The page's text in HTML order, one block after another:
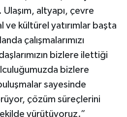
altyapı, çevre
ve kültürel yatırımlar başta
çalışmalarımızı
bizlere ilettiği
bizlere
sayesinde
çözüm süreçlerini
yürütüyoruz.”